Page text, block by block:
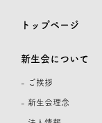
トップページ
新生会について
- ご挨拶
- 新生会理念